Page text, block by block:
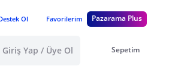
Ol Favorilerim Pazarama Plus
Giriş Yap / Üye Ol Sepetim